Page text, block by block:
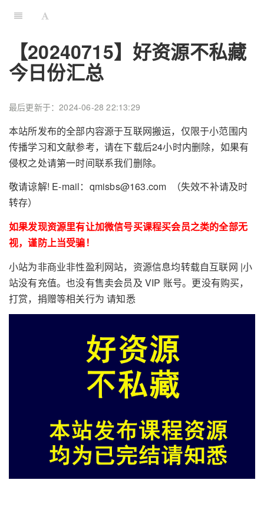
【20240715】好资源不私藏
今日份汇总
最后更新于：2024-06-28 22:13:29
本站所发布的全部内容源于互联网搬运，仅限于小范围内
传播学习和文献参考，请在下载后24小时内删除，如果有
侵权之处请第一时间联系我们删除。
敬请谅解! E-mail：qmisbs@163.com （失效不补请及时
转存）
如果发现资源里有让加微信号买课程买会员之类的全部无
视，谨防上当受骗！
小站为非商业非性盈利网站，资源信息均转载自互联网 |小
站没有充值。也没有售卖会员及 VIP 账号。更没有购买，
打赏，捐赠等相关行为 请知悉